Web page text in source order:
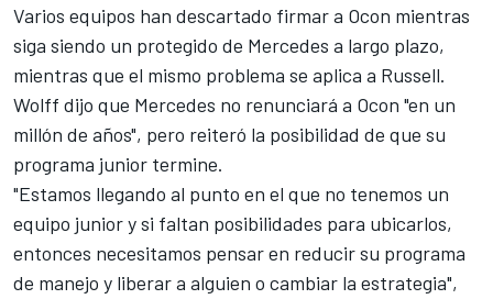
Varios equipos han descartado firmar a Ocon mientras
siga siendo un protegido de Mercedes a largo plazo,
mientras que el mismo problema se aplica a Russell.
Wolff dijo que Mercedes no renunciará a Ocon "en un
millón de años", pero reiteró la posibilidad de que su
programa junior termine.
"Estamos llegando al punto en el que no tenemos un
equipo junior y si faltan posibilidades para ubicarlos,
entonces necesitamos pensar en reducir su programa
de manejo y liberar a alguien o cambiar la estrategia",